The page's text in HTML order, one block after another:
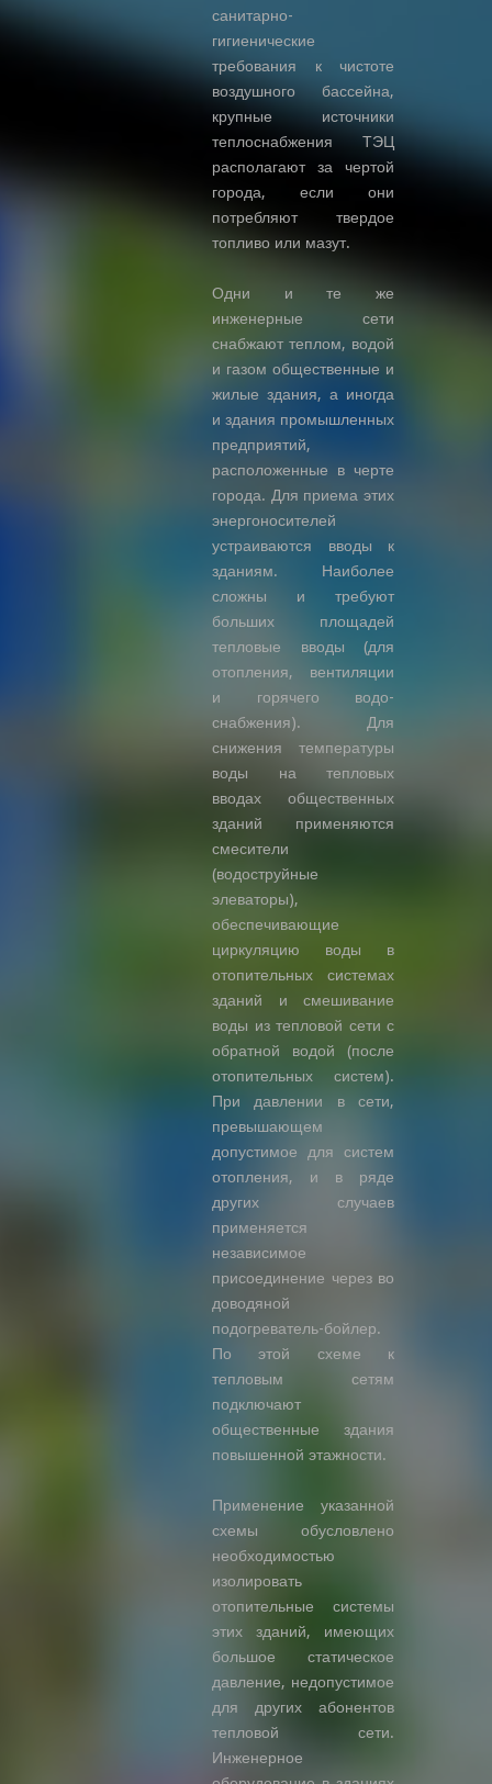
санитарно-
гигиенические
требования к чистоте
воздушного бассейна,
крупные источники
теплоснабжения ТЭЦ
располагают за чертой
города, если они
потребляют твердое
топливо или мазут.
Одни и те же
инженерные сети
снабжают теплом, водой
и газом общественные и
жилые здания, а иногда
и здания промышленных
предприятий,
расположенные в черте
города. Для приема этих
энергоносителей
устраиваются вводы к
зданиям. Наиболее
сложны и требуют
больших площадей
тепловые вводы (для
отопления, вентиляции
и горячего водо-
снабжения). Для
снижения температуры
воды на тепловых
вводах общественных
зданий применяются
смесители
(водоструйные
элеваторы),
обеспечивающие
циркуляцию воды в
отопительных системах
зданий и смешивание
воды из тепловой сети с
обратной водой (после
отопительных систем).
При давлении в сети,
превышающем
допустимое для систем
отопления, и в ряде
других случаев
применяется
независимое
присоединение через во
доводяной
подогреватель-бойлер.
По этой схеме к
тепловым сетям
подключают
общественные здания
повышенной этажности.
Применение указанной
схемы обусловлено
необходимостью
изолировать
отопительные системы
этих зданий, имеющих
большое статическое
давление, недопустимое
для других абонентов
тепловой сети.
Инженерное